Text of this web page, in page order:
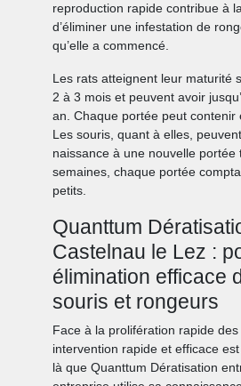
reproduction rapide contribue à
d’éliminer une infestation de
qu’elle a commencé.
Les rats atteignent leur maturité
2 à 3 mois et peuvent avoir
an. Chaque portée peut contenir
Les souris, quant à elles,
naissance à une nouvelle portée
semaines, chaque portée
petits.
Quanttum
Castelnau le Lez :
élimination efficace
souris et rongeurs
Face à la prolifération rapide
intervention rapide et efficace
là que Quanttum Dératisation